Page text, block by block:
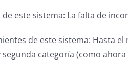
de este sistema: La falta de
de este sistema: Hasta
categoría (como